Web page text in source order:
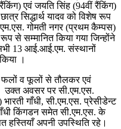
एवं जयति सिंह (94वीं रैंकिंग)
सिद्धार्थ यादव को विशेष रूप
गोमती नगर (प्रथम कैम्पस)
से सम्मानित किया गया जिन्होंने
13 आई.आई.एम. संस्थानों
।
फलों व फूलों से तौलकर एवं
उक्त अवसर पर सी.एम.एस.
गाँधी, सी.एम.एस. प्रेसीडेन्ट
किंगडन समेत सी.एम.एस. के
हस्तियाँ अपनी उपस्थिति रहे।